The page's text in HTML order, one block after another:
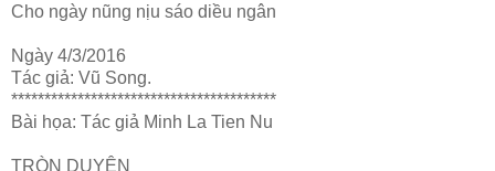
Cho ngày nũng nịu sáo diều ngân
Ngày 4/3/2016
Tác giả: Vũ Song.
****************************************
Bài họa: Tác giả Minh La Tien Nu
TRÒN DUYÊN